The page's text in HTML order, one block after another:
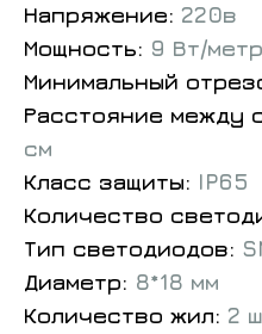
Напряжение: 220в
Мощность: 9 Вт/метр
Минимальный
Расстояние между
см
Класс защиты: IP65
Количество
Тип светодиодов:
Диаметр: 8*18 мм
Количество жил: 2